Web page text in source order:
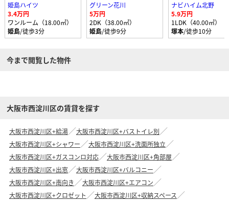
姫島ハイツ
3.4万円
ワンルーム（18.00㎡）
姫島/徒歩3分
グリーン花川
5万円
2DK（38.00㎡）
姫島/徒歩9分
ナビハイム北野
5.9万円
1LDK（40.00㎡）
塚本/徒歩10分
今まで閲覧した物件
大阪市西淀川区の賃貸を探す
大阪市西淀川区+給湯
大阪市西淀川区+バストイレ別
大阪市西淀川区+シャワー
大阪市西淀川区+洗面所独立
大阪市西淀川区+ガスコンロ対応
大阪市西淀川区+角部屋
大阪市西淀川区+出窓
大阪市西淀川区+バルコニー
大阪市西淀川区+南向き
大阪市西淀川区+エアコン
大阪市西淀川区+クロゼット
大阪市西淀川区+収納スペース